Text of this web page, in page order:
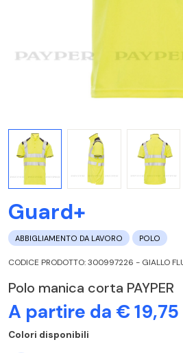
Guard+
ABBIGLIAMENTO DA LAVORO POLO
CODICE PRODOTTO: 300997226 - GIALLO
Polo manica corta PAYPER
A partire da € 19,75
Colori disponibili